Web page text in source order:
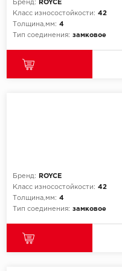
Бренд:
ROYCE
Класс износостойкости: 42
Толщина,мм: 4
Тип соединения: замковое
Бренд:
ROYCE
Класс износостойкости: 42
Толщина,мм: 4
Тип соединения: замковое